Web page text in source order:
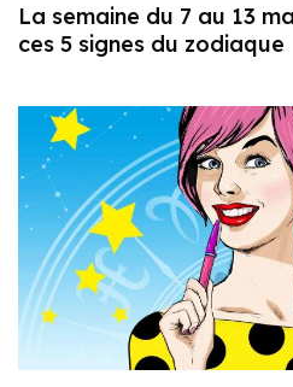
La semaine du 7 au 13
ces 5 signes du zodiaque